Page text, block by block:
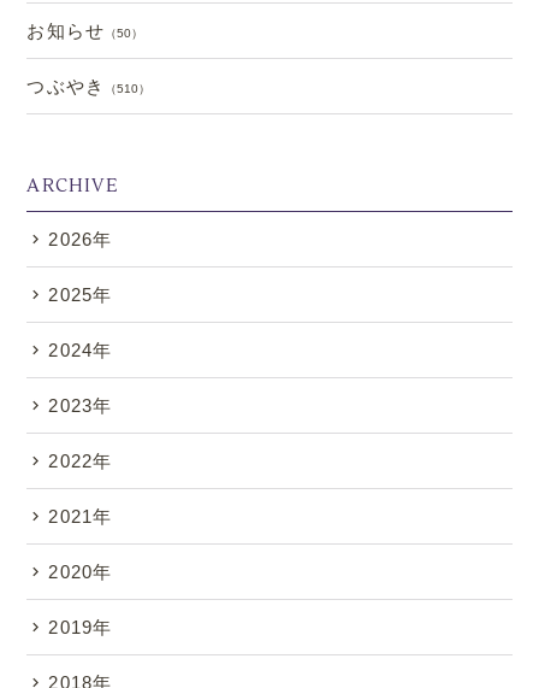
.
お知らせ （50）
つぶやき （510）
ARCHIVE
2026年
2025年
2024年
2023年
2022年
2021年
2020年
2019年
2018年